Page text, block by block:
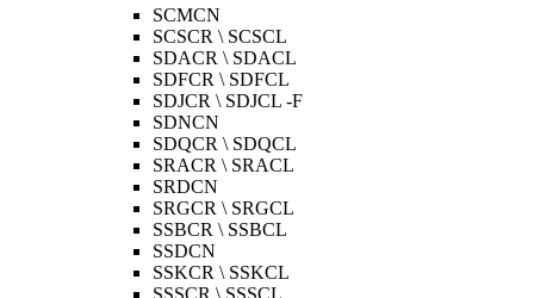
SCMCN
SCSCR \ SCSCL
SDACR \ SDACL
SDFCR \ SDFCL
SDJCR \ SDJCL -F
SDNCN
SDQCR \ SDQCL
SRACR \ SRACL
SRDCN
SRGCR \ SRGCL
SSBCR \ SSBCL
SSDCN
SSKCR \ SSKCL
SSSCR \ SSSCL